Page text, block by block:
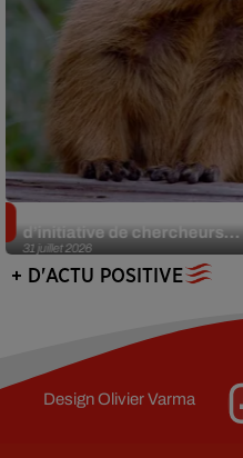
31 juillet 2026
d’initiative de chercheurs...
+ D'ACTU POSITIVE
DesignOlivier Varma